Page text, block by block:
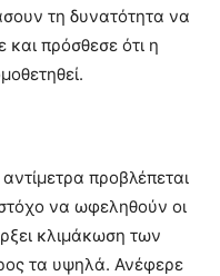
τη δυνατότητα να
και πρόσθεσε ότι η
προβλέπεται
να ωφεληθούν οι
κλιμάκωση των
τα υψηλά. Ανέφερε